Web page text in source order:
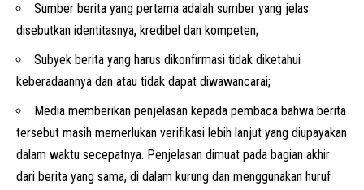
Sumber berita yang pertama adalah sumber yang jelas
disebutkan identitasnya, kredibel dan kompeten;
Subyek berita yang harus dikonfirmasi tidak diketahui
keberadaannya dan atau tidak dapat diwawancarai;
Media memberikan penjelasan kepada pembaca bahwa berita
tersebut masih memerlukan verifikasi lebih lanjut yang diupayakan
dalam waktu secepatnya. Penjelasan dimuat pada bagian akhir
dari berita yang sama, di dalam kurung dan menggunakan huruf